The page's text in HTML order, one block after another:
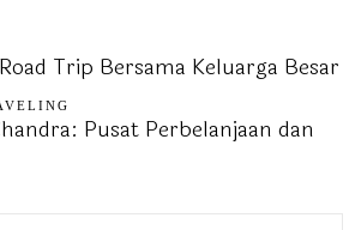
Trip Bersama Keluarga Besar
Pusat Perbelanjaan dan